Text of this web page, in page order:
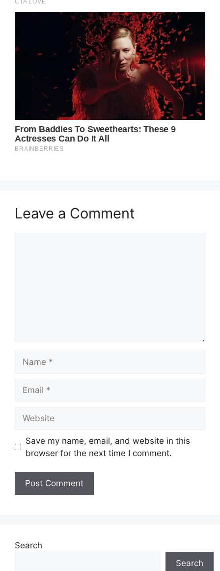
Leave a Comment
Save my name, email, and website in this
browser for the next time I comment.
Search
Search